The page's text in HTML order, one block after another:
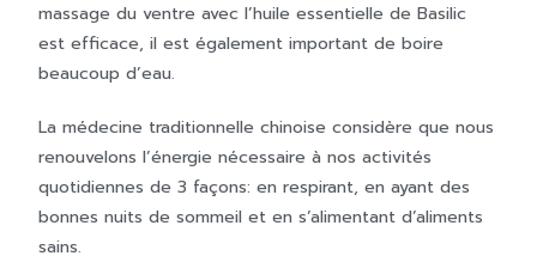
massage du ventre avec l’huile essentielle de Basilic
est efficace, il est également important de boire
beaucoup d’eau.
La médecine traditionnelle chinoise considère que nous
renouvelons l’énergie nécessaire à nos activités
quotidiennes de 3 façons: en respirant, en ayant des
bonnes nuits de sommeil et en s’alimentant d’aliments
sains.